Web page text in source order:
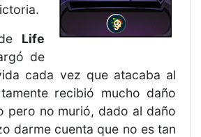
Life
de
cada vez que atacaba al
recibió mucho daño
pero no murió, dado al daño
darme cuenta que no es tan